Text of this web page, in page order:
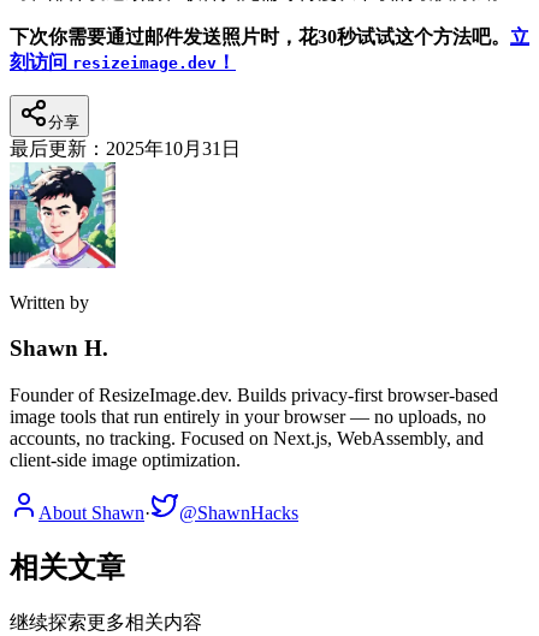
下次你需要通过邮件发送照片时，花30秒试试这个方法吧。 立
刻访问 resizeimage.dev ！
分享
最后更新： 2025年10月31日
Written by
Shawn H.
Founder of ResizeImage.dev. Builds privacy-first browser-based
image tools that run entirely in your browser — no uploads, no
accounts, no tracking. Focused on Next.js, WebAssembly, and
client-side image optimization.
About Shawn· @ShawnHacks
相关文章
继续探索更多相关内容